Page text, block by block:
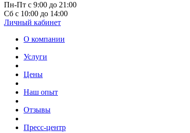
Пн-Пт с 9:00 до 21:00
Сб с 10:00 до 14:00
Личный кабинет
О компании
Услуги
Цены
Наш опыт
Отзывы
Пресс-центр